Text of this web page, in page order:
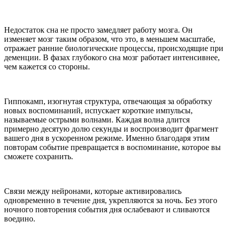
Недостаток сна не просто замедляет работу мозга. Он
изменяет мозг таким образом, что это, в меньшем масштабе,
отражает ранние биологические процессы, происходящие при
деменции. В фазах глубокого сна мозг работает интенсивнее,
чем кажется со стороны.
Гиппокамп, изогнутая структура, отвечающая за обработку
новых воспоминаний, испускает короткие импульсы,
называемые острыми волнами. Каждая волна длится
примерно десятую долю секунды и воспроизводит фрагмент
вашего дня в ускоренном режиме. Именно благодаря этим
повторам событие превращается в воспоминание, которое вы
сможете сохранить.
Связи между нейронами, которые активировались
одновременно в течение дня, укрепляются за ночь. Без этого
ночного повторения события дня ослабевают и сливаются
воедино.